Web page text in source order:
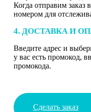
Когда отправим заказ
номером для
4. ДОСТАВКА И
Введите адрес и
у вас есть промокод,
промокода.
Сделать заказ